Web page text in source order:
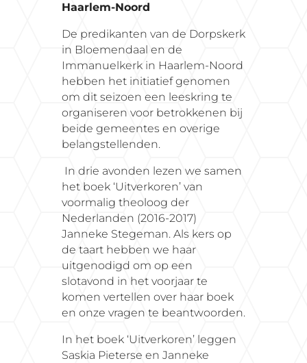
Haarlem-Noord
De predikanten van de Dorpskerk
in Bloemendaal en de
Immanuelkerk in Haarlem-Noord
hebben het initiatief genomen
om dit seizoen een leeskring te
organiseren voor betrokkenen bij
beide gemeentes en overige
belangstellenden.
In drie avonden lezen we samen
het boek ‘Uitverkoren’ van
voormalig theoloog der
Nederlanden (2016-2017)
Janneke Stegeman. Als kers op
de taart hebben we haar
uitgenodigd om op een
slotavond in het voorjaar te
komen vertellen over haar boek
en onze vragen te beantwoorden.
In het boek ‘Uitverkoren’ leggen
Saskia Pieterse en Janneke